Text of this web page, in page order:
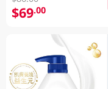
$69.00